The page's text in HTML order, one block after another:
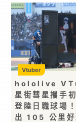
hololive
星街彗星攜手
登陸日職球場
出 105 公里好
Vtuber